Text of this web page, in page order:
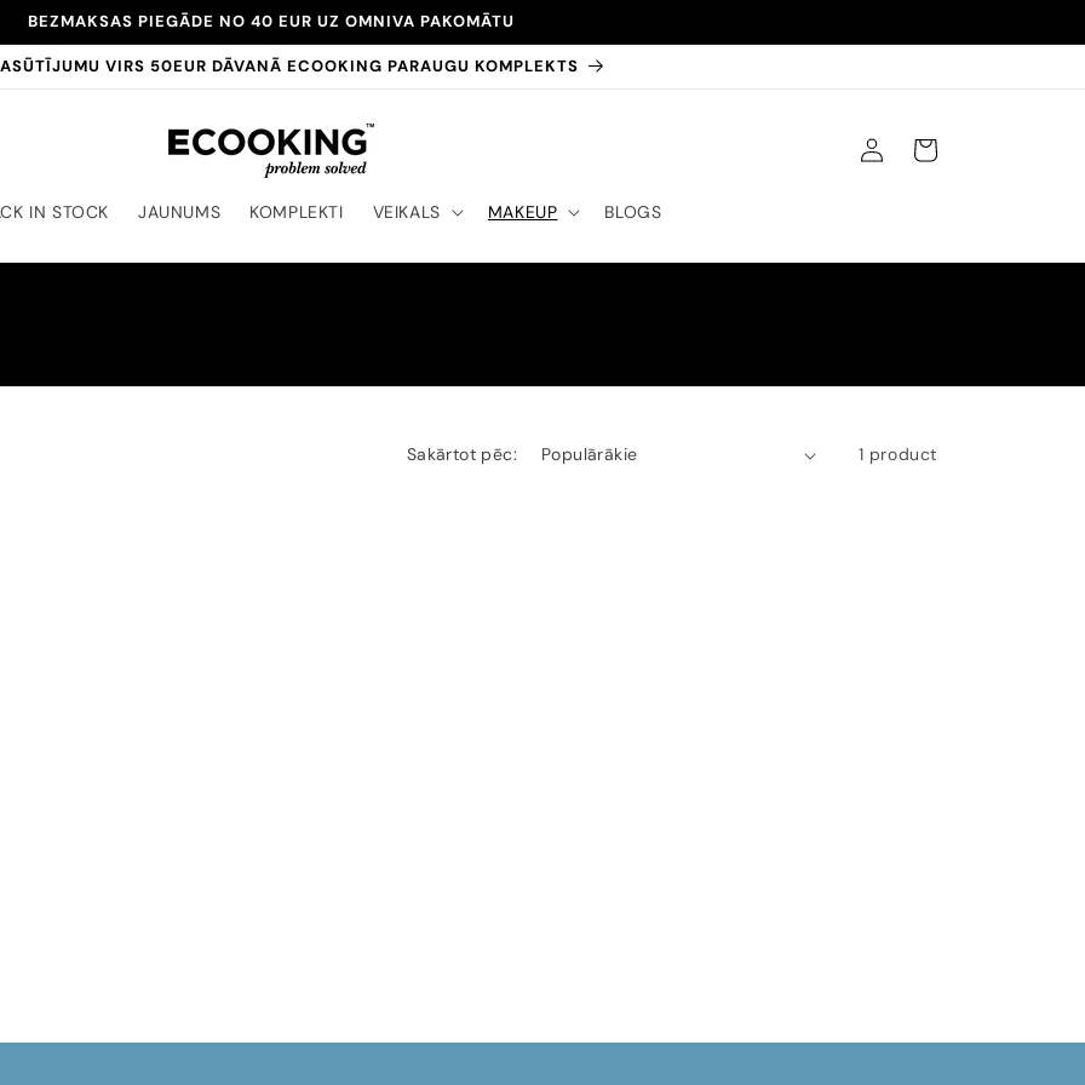
BEZMAKSAS PIEGĀDE NO 40 EUR UZ OMNIVA PAKOMĀTU
VIRS 50EUR DĀVANĀ ECOOKING PARAUGU KOMPLEKTS
IN STOCK JAUNUMS KOMPLEKTI VEIKALS MAKEUP BLOGS
IELOGOTIESGROZS
Sakārtot pēc: 1 product